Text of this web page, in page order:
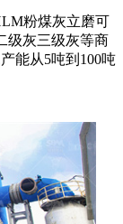
粉煤灰立磨可
级灰三级灰等商
能从5吨到100吨